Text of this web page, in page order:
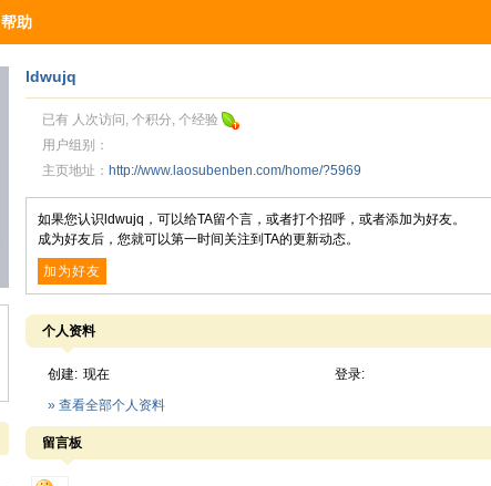
帮助
ldwujq
已有 人次访问, 个积分, 个经验
用户组别：
主页地址： http://www.laosubenben.com/home/?5969
如果您认识ldwujq，可以给TA留个言，或者打个招呼，或者添加为好友。
成为好友后，您就可以第一时间关注到TA的更新动态。
加为好友
个人资料
创建: 现在
登录:
» 查看全部个人资料
留言板